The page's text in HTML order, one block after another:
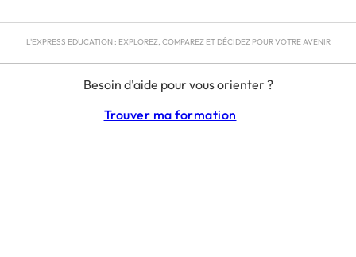
Besoin d'aide pour vous orienter ?
Trouver ma formation
L'EXPRESS EDUCATION : EXPLOREZ, COMPAREZ ET DÉCIDEZ POUR VOTRE AVENIR
RGPD